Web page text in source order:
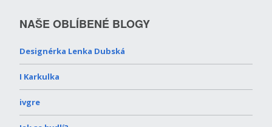
NAŠE OBLÍBENÉ BLOGY
Designérka Lenka Dubská
I Karkulka
ivgre